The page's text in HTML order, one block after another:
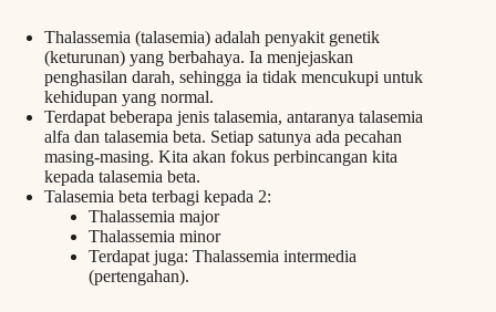
Thalassemia (talasemia) adalah penyakit genetik
(keturunan) yang berbahaya. Ia menjejaskan
penghasilan darah, sehingga ia tidak mencukupi untuk
kehidupan yang normal.
Terdapat beberapa jenis talasemia, antaranya talasemia
alfa dan talasemia beta. Setiap satunya ada pecahan
masing-masing. Kita akan fokus perbincangan kita
kepada talasemia beta.
Talasemia beta terbagi kepada 2:
Thalassemia major
Thalassemia minor
Terdapat juga: Thalassemia intermedia
(pertengahan).